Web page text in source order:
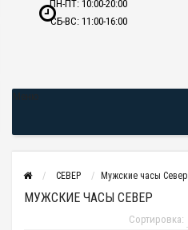
ПН-ПТ: 10:00-20:00
СБ-ВС: 11:00-16:00
СЕВЕР Мужские часы Север
МУЖСКИЕ ЧАСЫ СЕВЕР
Сортировка: